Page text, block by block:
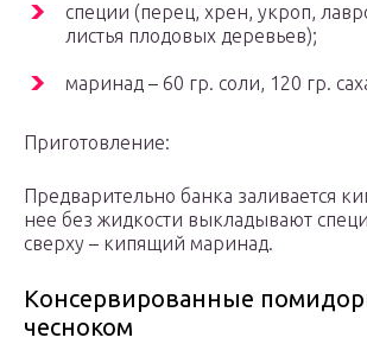
специи (перец, хрен, укроп,
листья плодовых деревьев);
маринад – 60 гр. соли, 120 гр.
Приготовление:
Предварительно банка заливается
нее без жидкости выкладывают
сверху – кипящий маринад.
Консервированные
чесноком